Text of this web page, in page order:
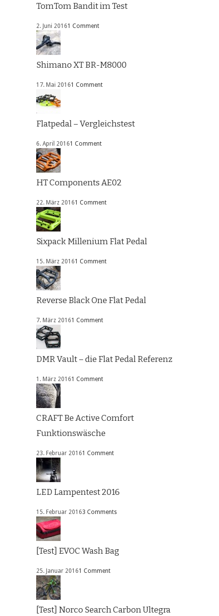
TomTom Bandit im Test
2. Juni 20161 Comment
Shimano XT BR-M8000
17. Mai 20161 Comment
Flatpedal – Vergleichstest
6. April 20161 Comment
HT Components AE02
22. März 20161 Comment
Sixpack Millenium Flat Pedal
15. März 20161 Comment
Reverse Black One Flat Pedal
7. März 20161 Comment
DMR Vault – die Flat Pedal Referenz
1. März 20161 Comment
CRAFT Be Active Comfort
Funktionswäsche
23. Februar 20161 Comment
LED Lampentest 2016
15. Februar 20163 Comments
[Test] EVOC Wash Bag
25. Januar 20161 Comment
[Test] Norco Search Carbon Ultegra